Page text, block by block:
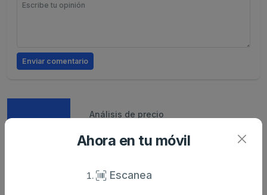
Enviar comentario
Análisis de precio
Ahora en tu móvil
Escanea